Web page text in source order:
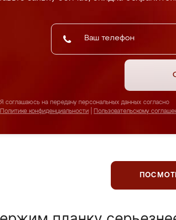
Я соглашаюсь на передачу персональных данных согласно
Политике конфиденциальности
Пользовательскому